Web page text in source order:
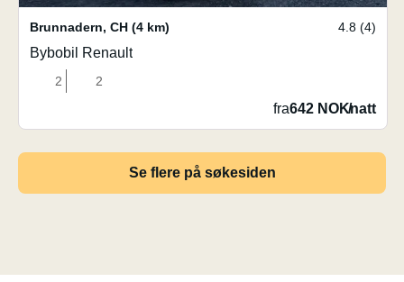
Brunnadern, CH (4 km) 4.8 (4)
Bybobil Renault
2 2
fra642 NOK/natt
Se flere på søkesiden